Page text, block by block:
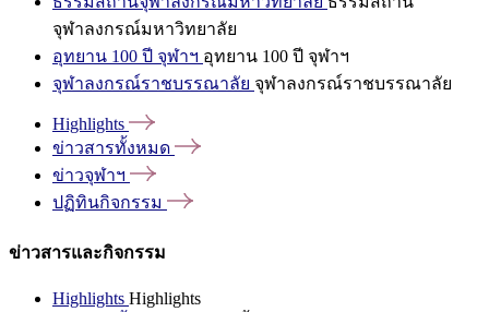
จุฬาลงกรณ์มหาวิทยาลัย
อุทยาน 100 ปี จุฬาฯ อุทยาน 100 ปี จุฬาฯ
จุฬาลงกรณ์ราชบรรณาลัย จุฬาลงกรณ์ราชบรรณาลัย
Highlights
ข่าวสารทั้งหมด
ข่าวจุฬาฯ
ปฏิทินกิจกรรม
ข่าวสารและกิจกรรม
Highlights Highlights